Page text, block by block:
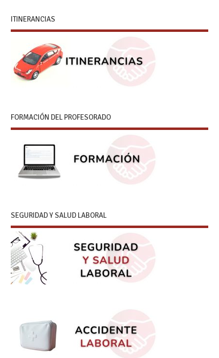
ITINERANCIAS
FORMACIÓN DEL PROFESORADO
SEGURIDAD Y SALUD LABORAL